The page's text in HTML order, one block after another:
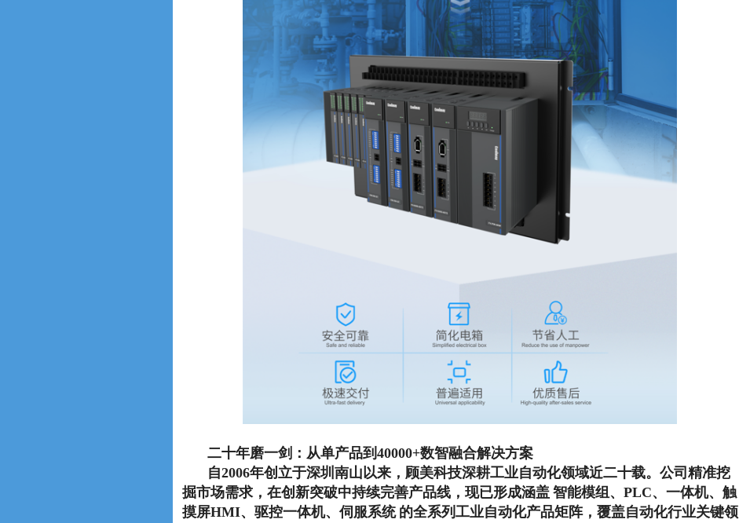
二十年磨一剑：从单产品到40000+数智融合解决方案
自2006年创立于深圳南山以来，顾美科技深耕工业自动化领域近二十载。公司精准挖
掘市场需求，在创新突破中持续完善产品线，现已形成涵盖 智能模组、PLC、一体机、触
摸屏HMI、驱控一体机、伺服系统 的全系列工业自动化产品矩阵，覆盖自动化行业关键领